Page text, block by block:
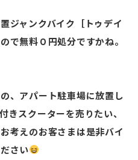
ジャンクバイク［トゥデイ
で無料０円処分ですかね。
、アパート駐車場に放置し
きスクーターを売りたい、
考えのお客さまは是非バイ
さい